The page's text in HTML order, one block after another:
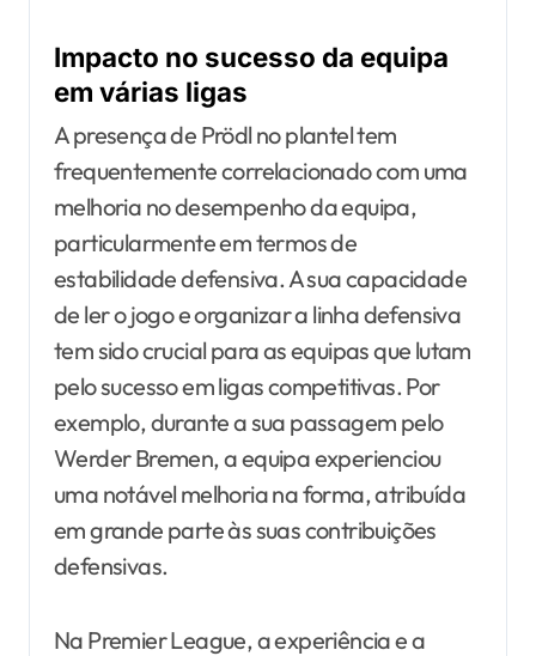
Impacto no sucesso da equipa
em várias ligas
A presença de Prödl no plantel tem
frequentemente correlacionado com uma
melhoria no desempenho da equipa,
particularmente em termos de
estabilidade defensiva. A sua capacidade
de ler o jogo e organizar a linha defensiva
tem sido crucial para as equipas que lutam
pelo sucesso em ligas competitivas. Por
exemplo, durante a sua passagem pelo
Werder Bremen, a equipa experienciou
uma notável melhoria na forma, atribuída
em grande parte às suas contribuições
defensivas.
Na Premier League, a experiência e a